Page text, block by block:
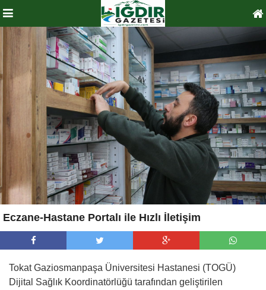
Eczane-Hastane Portalı ile Hızlı İletişim
Tokat Gaziosmanpaşa Üniversitesi Hastanesi (TOGÜ)
Dijital Sağlık Koordinatörlüğü tarafından geliştirilen